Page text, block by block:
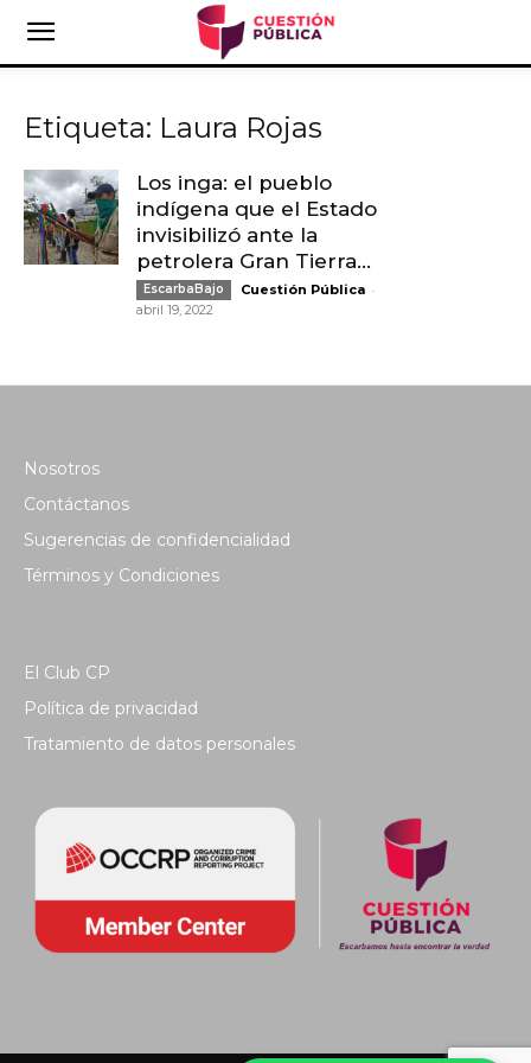
Etiqueta: Laura Rojas
Los inga: el pueblo
indígena que el Estado
invisibilizó ante la
petrolera Gran Tierra...
EscarbaBajo Cuestión Pública -
abril 19, 2022
Nosotros
Contáctanos
Sugerencias de confidencialidad
Términos y Condiciones
El Club CP
Política de privacidad
Tratamiento de datos personales